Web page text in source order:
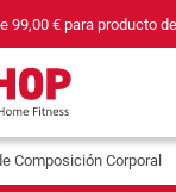
99,00 €para producto
Composición Corporal